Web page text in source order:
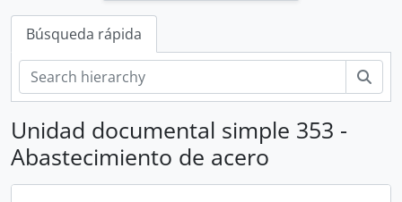
Búsqueda rápida
Unidad documental simple 353 -
Abastecimiento de acero
[Fondo] REAL AUDIENCIA DE LIMA
[Fondo] RENTA DE CORREOS
[Fondo] GUERRA Y MARINA
[Fondo] TRIBUNAL DE MINERÍA
[Sección] ADMINISTRACIÓN
[Serie] EXPEDIENTES ADMINISTRATIVOS
[Serie] CUENTAS
[Serie] ARCHIVO
[Unidad de instalación] CAJA 17